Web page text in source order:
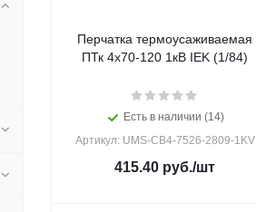
Перчатка термоусаживаемая
ПТк 4х70-120 1кВ IEK (1/84)
Есть в наличии (14)
Артикул: UMS-CB4-7526-2809-1KV
415.40 руб./шт